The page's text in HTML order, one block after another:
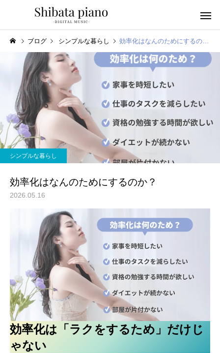
幼児音感レッスン
小・中・高・
ッスン
ブログ シンプルな暮らし 効率化はなんのためにするのか？
シンプルな暮らし
効率化はなんのためにするのか？
2026.05.16
効率化は「ラクをするため」だけじ
ゃない